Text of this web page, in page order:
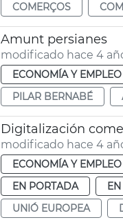
COMERÇOS
Amunt persianes
modificado hace 4
ECONOMÍA Y EMPLEO
PILAR BERNABÉ
Digitalización
modificado hace 4
ECONOMÍA Y EMPLEO
EN PORTADA
UNIÓ EUROPEA